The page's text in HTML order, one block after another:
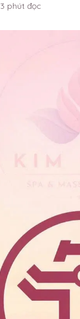
3 phút đọc